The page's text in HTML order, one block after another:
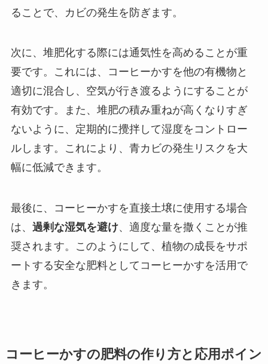
ることで、カビの発生を防ぎます。
次に、堆肥化する際には通気性を高めることが重
要です。これには、コーヒーかすを他の有機物と
適切に混合し、空気が行き渡るようにすることが
有効です。また、堆肥の積み重ねが高くなりすぎ
ないように、定期的に攪拌して湿度をコントロー
ルします。これにより、青カビの発生リスクを大
幅に低減できます。
最後に、コーヒーかすを直接土壌に使用する場合
は、 過剰な湿気を避け、適度な量を撒くことが推
奨されます。このようにして、植物の成長をサポ
ートする安全な肥料としてコーヒーかすを活用で
きます。
コーヒーかすの肥料の作り方と応用ポイン